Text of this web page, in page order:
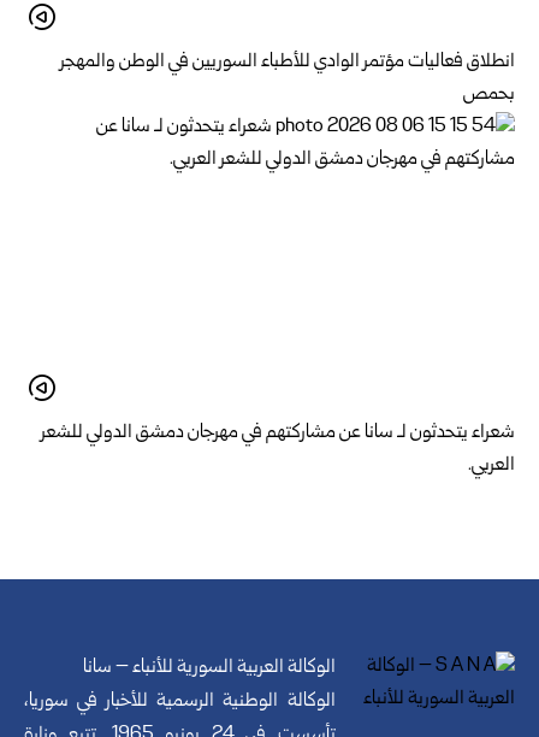
انطلاق فعاليات مؤتمر الوادي للأطباء السوريين في الوطن والمهجر
بحمص
شعراء يتحدثون لـ سانا عن مشاركتهم في مهرجان دمشق الدولي للشعر
العربي.
الوكالة العربية السورية للأنباء – سانا
الوكالة الوطنية الرسمية للأخبار في سوريا،